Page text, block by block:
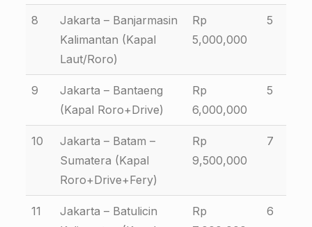
8
Jakarta – Banjarmasin
Kalimantan (Kapal
Laut/Roro)
Rp
5,000,000
5
9
Jakarta – Bantaeng
(Kapal Roro+Drive)
Rp
6,000,000
5
10
Jakarta – Batam –
Sumatera (Kapal
Roro+Drive+Fery)
Rp
9,500,000
7
11
Jakarta – Batulicin
Rp
6